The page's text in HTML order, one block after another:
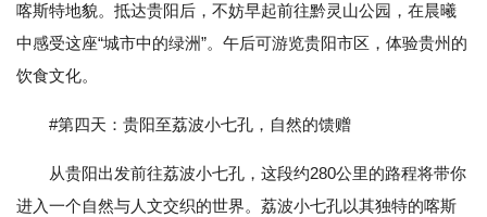
喀斯特地貌。抵达贵阳后，不妨早起前往黔灵山公园，在晨曦
中感受这座“城市中的绿洲”。午后可游览贵阳市区，体验贵州的
饮食文化。
#第四天：贵阳至荔波小七孔，自然的馈赠
从贵阳出发前往荔波小七孔，这段约280公里的路程将带你
进入一个自然与人文交织的世界。荔波小七孔以其独特的喀斯